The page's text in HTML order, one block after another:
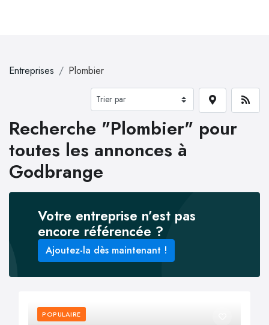
Entreprises Plombier
Recherche "Plombier" pour
toutes les annonces à
Godbrange
Votre entreprise n’est pas
encore référencée ?
Ajoutez-la dès maintenant !
POPULAIRE